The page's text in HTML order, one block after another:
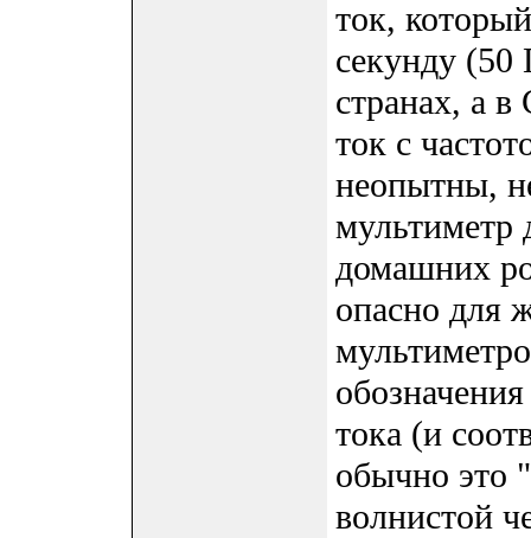
ток,
секунду (50
странах, а
ток с
неопытны,
мультиметр
домашних
опасно для
тока (и
обычно
волнистой